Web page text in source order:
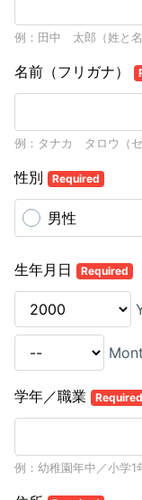
例：田中 太郎（姓と名
名前（フリガナ）
例：タナカ タロウ（セ
性別 Required
男性
生年月日 Required
学年／職業 Required
例：幼稚園年中／小学